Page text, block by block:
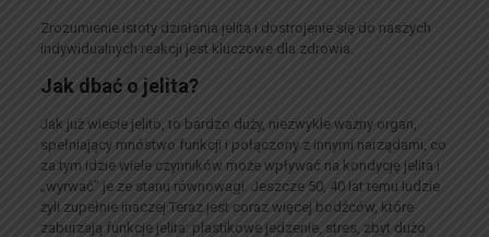
Zrozumienie istoty działania jelita i dostrojenie się do naszych
indywidualnych reakcji jest kluczowe dla zdrowia.
Jak dbać o jelita?
Jak już wiecie jelito, to bardzo duży, niezwykle ważny organ,
spełniający mnóstwo funkcji i połączony z innymi narządami, co
za tym idzie wiele czynników może wpływać na kondycję jelita i
„wyrwać” je ze stanu równowagi. Jeszcze 50, 40 lat temu ludzie
żyli zupełnie inaczej.Teraz jest coraz więcej bodźców, które
zaburzają funkcje jelita: plastikowe jedzenie, stres, zbyt dużo